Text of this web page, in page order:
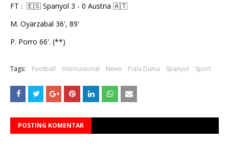
FT : 🇪🇸 Spanyol 3 - 0 Austria 🇦🇹
M. Oyarzabal 36', 89'
P. Porro 66'. (**)
Tags: Football Internasional News Piala Dunia Spanyol Sport
POSTING KOMENTAR